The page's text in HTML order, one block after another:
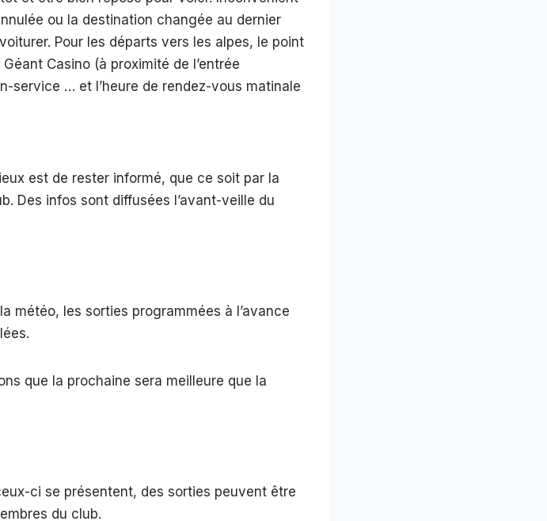
ou la destination changée au dernier
Pour les départs vers les alpes, le point
Casino (à proximité de l’entrée
service … et l’heure de rendez-vous matinale
est de rester informé, que ce soit par la
Des infos sont diffusées l’avant-veille du
météo, les sorties programmées à l’avance
que la prochaine sera meilleure que la
ci se présentent, des sorties peuvent être
du club.